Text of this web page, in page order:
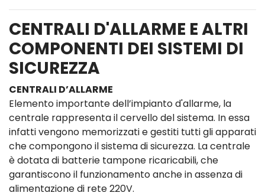
CENTRALI D'ALLARME E ALTRI
COMPONENTI DEI SISTEMI DI
SICUREZZA
CENTRALI D’ALLARME
Elemento importante dell’impianto d'allarme, la
centrale rappresenta il cervello del sistema. In essa
infatti vengono memorizzati e gestiti tutti gli apparati
che compongono il sistema di sicurezza. La centrale
è dotata di batterie tampone ricaricabili, che
garantiscono il funzionamento anche in assenza di
alimentazione di rete 220V.